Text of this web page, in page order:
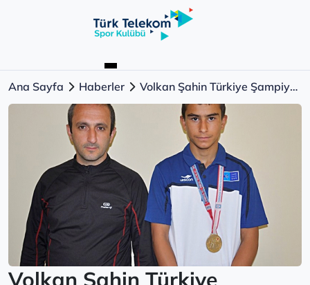
Ana Sayfa Haberler Volkan Şahin Türkiye Şampiyonu...
Volkan Şahin Türkiye